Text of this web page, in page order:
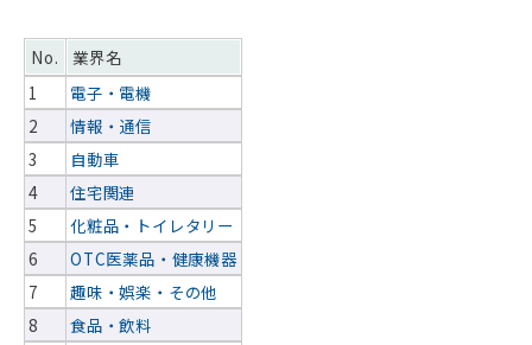
No.
業界名
1
電子・電機
2
情報・通信
3
自動車
4
住宅関連
5
化粧品・トイレタリー
6
OTC医薬品・健康機器
7
趣味・娯楽・その他
8
食品・飲料